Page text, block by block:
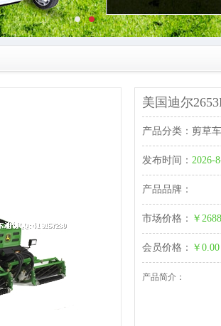
美国迪尔
产品分类： 剪草车
发布时间： 2026-
产品品牌：
市场价格： ￥
会员价格： ￥0.00
产品简介：